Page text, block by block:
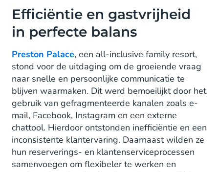
Efficiëntie en gastvrijheid
in perfecte balans
Preston Palace, een all-inclusive family resort,
stond voor de uitdaging om de groeiende vraag
naar snelle en persoonlijke communicatie te
blijven waarmaken. Dit werd bemoeilijkt door het
gebruik van gefragmenteerde kanalen zoals e-
mail, Facebook, Instagram en een externe
chattool. Hierdoor ontstonden inefficiëntie en een
inconsistente klantervaring. Daarnaast wilden ze
hun reserverings- en klantenserviceprocessen
samenvoegen om flexibeler te werken en